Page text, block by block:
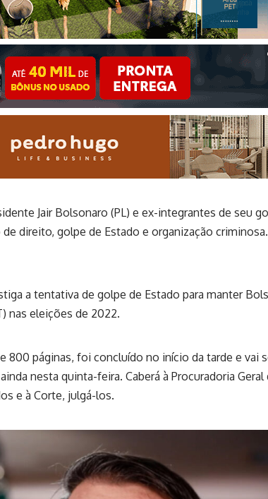
Jair Bolsonaro (PL) e ex-integrantes de seu
direito, golpe de Estado e organização
a tentativa de golpe de Estado para manter
nas eleições de 2022.
800 páginas, foi concluído no início da tarde e vai
nesta quinta-feira. Caberá à Procuradoria Geral
e à Corte, julgá-los.